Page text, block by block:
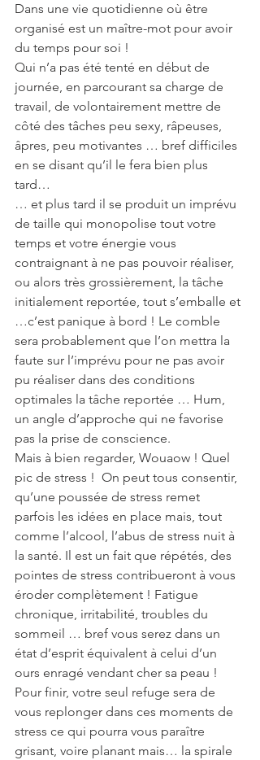
Dans une vie quotidienne où être
organisé est un maître-mot pour avoir
du temps pour soi !
Qui n’a pas été tenté en début de
journée, en parcourant sa charge de
travail, de volontairement mettre de
côté des tâches peu sexy, râpeuses,
âpres, peu motivantes … bref difficiles
en se disant qu’il le fera bien plus
tard…
… et plus tard il se produit un imprévu
de taille qui monopolise tout votre
temps et votre énergie vous
contraignant à ne pas pouvoir réaliser,
ou alors très grossièrement, la tâche
initialement reportée, tout s’emballe et
…c’est panique à bord ! Le comble
sera probablement que l’on mettra la
faute sur l’imprévu pour ne pas avoir
pu réaliser dans des conditions
optimales la tâche reportée … Hum,
un angle d’approche qui ne favorise
pas la prise de conscience.
Mais à bien regarder, Wouaow ! Quel
pic de stress !  On peut tous consentir,
qu’une poussée de stress remet
parfois les idées en place mais, tout
comme l’alcool, l’abus de stress nuit à
la santé. Il est un fait que répétés, des
pointes de stress contribueront à vous
éroder complètement ! Fatigue
chronique, irritabilité, troubles du
sommeil … bref vous serez dans un
état d’esprit équivalent à celui d’un
ours enragé vendant cher sa peau !
Pour finir, votre seul refuge sera de
vous replonger dans ces moments de
stress ce qui pourra vous paraître
grisant, voire planant mais… la spirale